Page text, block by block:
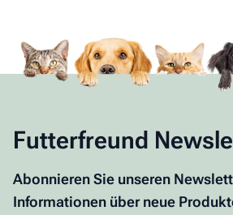
Futterfreund
Abonnieren Sie unseren
Informationen über neue